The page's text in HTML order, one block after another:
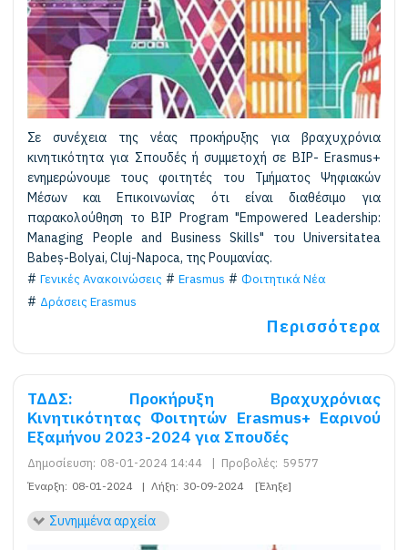
Σε συνέχεια της νέας προκήρυξης για βραχυχρόνια
κινητικότητα για Σπουδές ή συμμετοχή σε BIP- Erasmus+
ενημερώνουμε τους φοιτητές του Τμήματος Ψηφιακών
Μέσων και Επικοινωνίας ότι είναι διαθέσιμο για
παρακολούθηση το BIP Program "Empowered Leadership:
Managing People and Business Skills" του Universitatea
Babeș-Bolyai, Cluj-Napoca, της Ρουμανίας.
Γενικές Ανακοινώσεις
Erasmus
Φοιτητικά Νέα
Δράσεις Erasmus
Περισσότερα
ΤΔΔΣ: Προκήρυξη Βραχυχρόνιας
Kινητικότητας Φοιτητών Erasmus+ Εαρινού
Εξαμήνου 2023-2024 για Σπουδές
Δημοσίευση: 08-01-2024 14:44 | Προβολές: 59577
Έναρξη: 08-01-2024 | Λήξη: 30-09-2024 [Έληξε]
Συνημμένα αρχεία